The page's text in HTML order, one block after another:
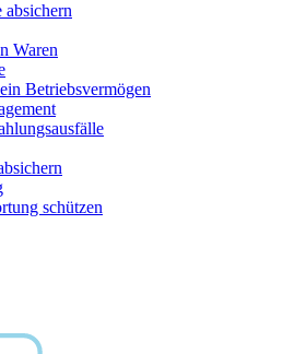
absichern
Waren
Betriebsvermögen
schützen